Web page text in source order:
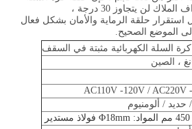
لن يتجاوز 30 درجة ،
حلقة الرماية والأمان بشكل فعال
السلة الكهربائية مثبتة في السقف
، الصين
AC110V -120V / AC220V
/ حديد / ألومنيوم